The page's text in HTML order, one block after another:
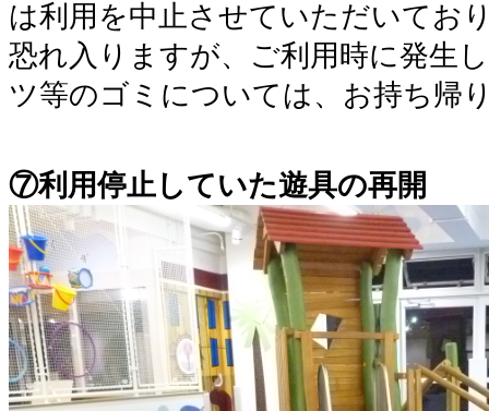
は利用を中止させていただいてお
恐れ入りますが、ご利用時に発生
ツ等のゴミについては、お持ち帰
⑦利用停止していた遊具の再開